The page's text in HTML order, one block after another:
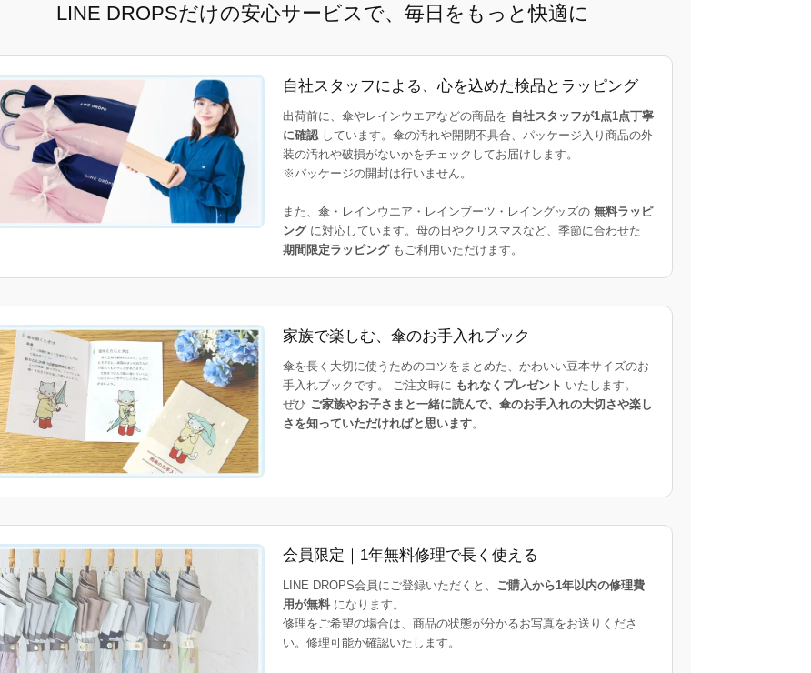
LINE DROPSだけの安心サービスで、毎日をもっと快適に
自社スタッフによる、心を込めた検品とラッピング
出荷前に、傘やレインウエアなどの商品を 自社スタッフが1点1点丁寧
に確認 しています。傘の汚れや開閉不具合、パッケージ入り商品の外
装の汚れや破損がないかをチェックしてお届けします。
※パッケージの開封は行いません。
また、傘・レインウエア・レインブーツ・レイングッズの 無料ラッピ
ングに対応しています。母の日やクリスマスなど、季節に合わせた
期間限定ラッピングもご利用いただけます。
家族で楽しむ、傘のお手入れブック
傘を長く大切に使うためのコツをまとめた、かわいい豆本サイズのお
手入れブックです。 ご注文時に もれなくプレゼント いたします。
ぜひ ご家族やお子さまと一緒に読んで、傘のお手入れの大切さや楽し
さを知っていただければと思います。
会員限定｜1年無料修理で長く使える
LINE DROPS会員にご登録いただくと、 ご購入から1年以内の修理費
用が無料になります。
修理をご希望の場合は、商品の状態が分かるお写真をお送りくださ
い。修理可能か確認いたします。